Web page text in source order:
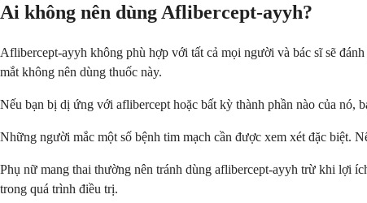
Ai không nên dùng Aflibercept-ayyh?
Aflibercept-ayyh không phù hợp với tất cả mọi người và bác sĩ sẽ
mắt không nên dùng thuốc này.
Nếu bạn bị dị ứng với aflibercept hoặc bất kỳ thành phần nào của nó,
Những người mắc một số bệnh tim mạch cần được xem xét đặc biệt.
Phụ nữ mang thai thường nên tránh dùng aflibercept-ayyh trừ khi lợi
trong quá trình điều trị.